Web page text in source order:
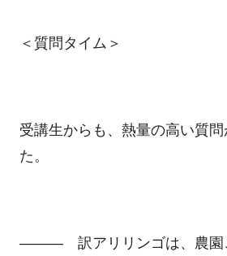
＜質問タイム＞
受講生からも、熱量の高い質
た。
――― 訳アリリンゴは、農園